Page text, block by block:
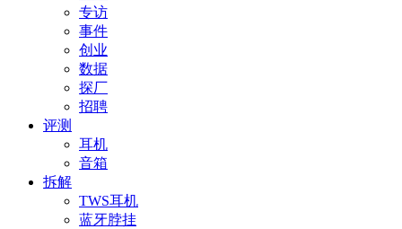
专访
事件
创业
数据
探厂
招聘
评测
耳机
音箱
拆解
TWS耳机
蓝牙脖挂